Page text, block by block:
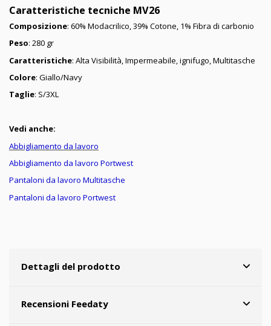
Caratteristiche tecniche MV26
Composizione: 60% Modacrilico, 39% Cotone, 1% Fibra di carbonio
Peso: 280 gr
Caratteristiche: Alta Visibilità, Impermeabile, ignifugo, Multitasche
Colore: Giallo/Navy
Taglie: S/3XL
Vedi anche:
Abbigliamento da lavoro
Abbigliamento da lavoro Portwest
Pantaloni da lavoro Multitasche
Pantaloni da lavoro Portwest
Dettagli del prodotto
Recensioni Feedaty